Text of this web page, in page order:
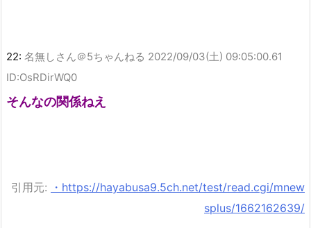
22: 名無しさん＠5ちゃんねる 2022/09/03(土) 09:05:00.61
ID:OsRDirWQ0
そんなの関係ねえ
引用元:
・https://hayabusa9.5ch.net/test/read.cgi/mnew
splus/1662162639/